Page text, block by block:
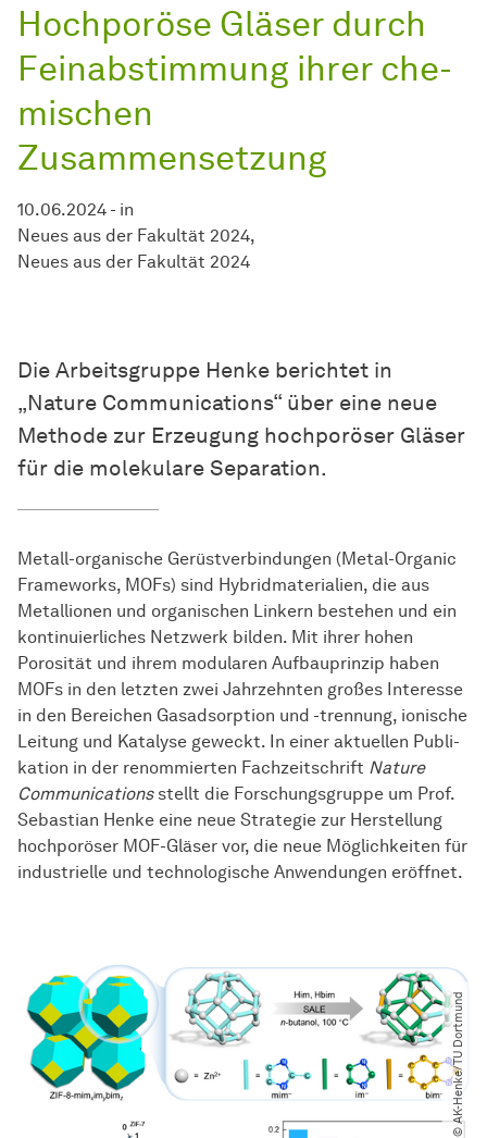
Hochporöse Gläser durch
Feinabstimmung ihrer che­
mi­schen
Zusammensetzung
10.06.2024 - in
Neues aus der Fakultät 2024
Neues aus der Fakultät 2024
Die Arbeitsgruppe Henke berichtet in
„Nature Communications“ über eine neue
Methode zur Erzeugung hochporöser Gläser
für die molekulare Separation.
Metall-organische Gerüstverbindungen (Metal-Organic
Frameworks, MOFs) sind Hybridmaterialien, die aus
Metallionen und organischen Linkern bestehen und ein
kontinuierliches Netzwerk bilden. Mit ihrer hohen
Porosität und ihrem modularen Aufbauprinzip haben
MOFs in den letzten zwei Jahrzehnten großes Interesse
in den Bereichen Gasadsorption und -trennung, ionische
Leitung und Katalyse geweckt. In einer aktuellen Pub­li­
ka­tion in der renommierten Fachzeitschrift Nature
Communicationsstellt die Forschungsgruppe um Prof.
Sebastian Henke eine neue Strategie zur Her­stel­lung
hochporöser MOF-Gläser vor, die neue Möglichkeiten für
industrielle und technologische Anwendungen eröffnet.
© AK-Henke​/​TU Dortmund